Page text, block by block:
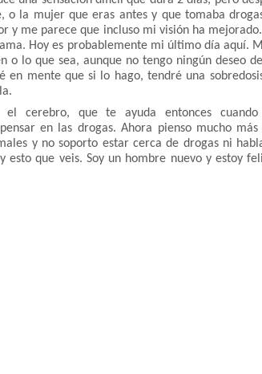
o la mujer que eras antes y que tomaba
y me parece que incluso mi visión ha
Hoy es probablemente mi último día aquí.
o lo que sea, aunque no tengo ningún deseo
en mente que si lo hago, tendré una
cerebro, que te ayuda entonces cuando
en las drogas. Ahora pienso mucho
y no soporto estar cerca de drogas ni
esto que veis. Soy un hombre nuevo y estoy